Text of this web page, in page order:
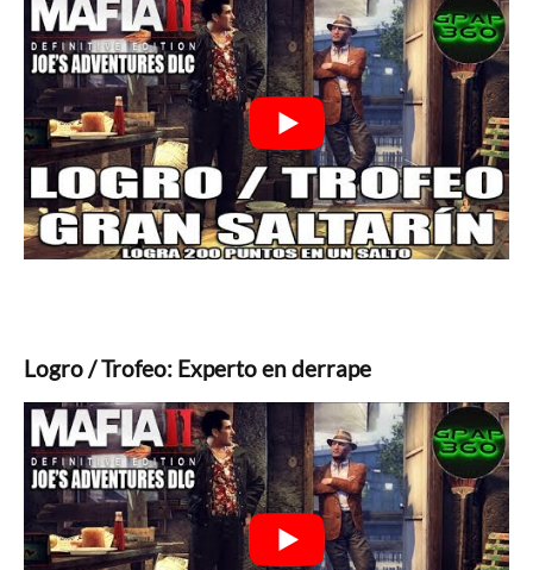
Logro / Trofeo: Experto en derrape